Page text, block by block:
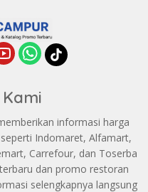
informasi harga
Indomaret, Alfamart,
Carrefour, dan Toserba
dan promo restoran
selengkapnya langsung